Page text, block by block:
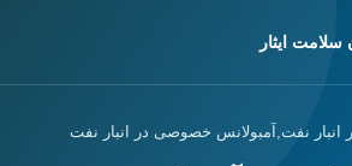
سلامت ایثار
انبار نفت,آمبولانس خصوصی در انبار نفت